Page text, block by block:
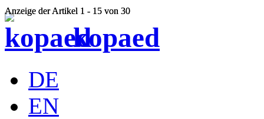
kopaed
DE
EN
Anzeige der Artikel 1 - 15 von 30
Anzeige der Artikel 1 - 15 von 30